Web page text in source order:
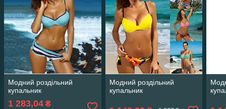
Модний роздільний
купальник
1 283,04 ₴
Модний роздільний
купальник